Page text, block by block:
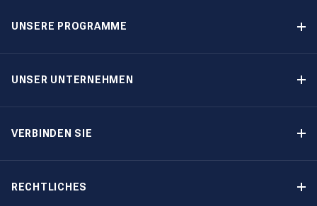
UNSERE PROGRAMME
UNSER UNTERNEHMEN
VERBINDEN SIE
RECHTLICHES